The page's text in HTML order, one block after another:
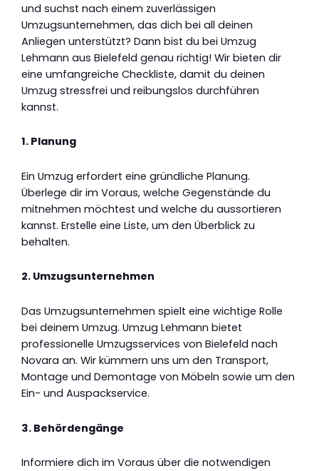
und suchst nach einem zuverlässigen
Umzugsunternehmen, das dich bei all deinen
Anliegen unterstützt? Dann bist du bei Umzug
Lehmann aus Bielefeld genau richtig! Wir bieten dir
eine umfangreiche Checkliste, damit du deinen
Umzug stressfrei und reibungslos durchführen
kannst.
1. Planung
Ein Umzug erfordert eine gründliche Planung.
Überlege dir im Voraus, welche Gegenstände du
mitnehmen möchtest und welche du aussortieren
kannst. Erstelle eine Liste, um den Überblick zu
behalten.
2. Umzugsunternehmen
Das Umzugsunternehmen spielt eine wichtige Rolle
bei deinem Umzug. Umzug Lehmann bietet
professionelle Umzugsservices von Bielefeld nach
Novara an. Wir kümmern uns um den Transport,
Montage und Demontage von Möbeln sowie um den
Ein- und Auspackservice.
3. Behördengänge
Informiere dich im Voraus über die notwendigen